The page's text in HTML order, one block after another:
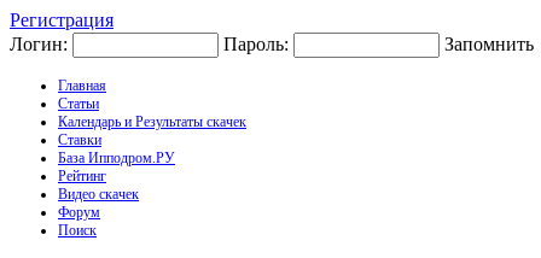
Регистрация
Логин:
Пароль: Запомнить
Главная
Статьи
Календарь и Результаты скачек
Ставки
База Ипподром.РУ
Рейтинг
Видео скачек
Форум
Поиск